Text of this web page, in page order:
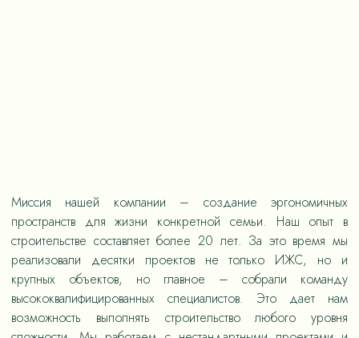
Миссия нашей компании – создание эргономичных
пространств для жизни конкретной семьи. Наш опыт в
строительстве составляет более 20 лет. За это время мы
реализовали десятки проектов не только ИЖС, но и
крупных объектов, но главное – собрали команду
высококвалифицированных специалистов. Это дает нам
возможность выполнять строительство любого уровня